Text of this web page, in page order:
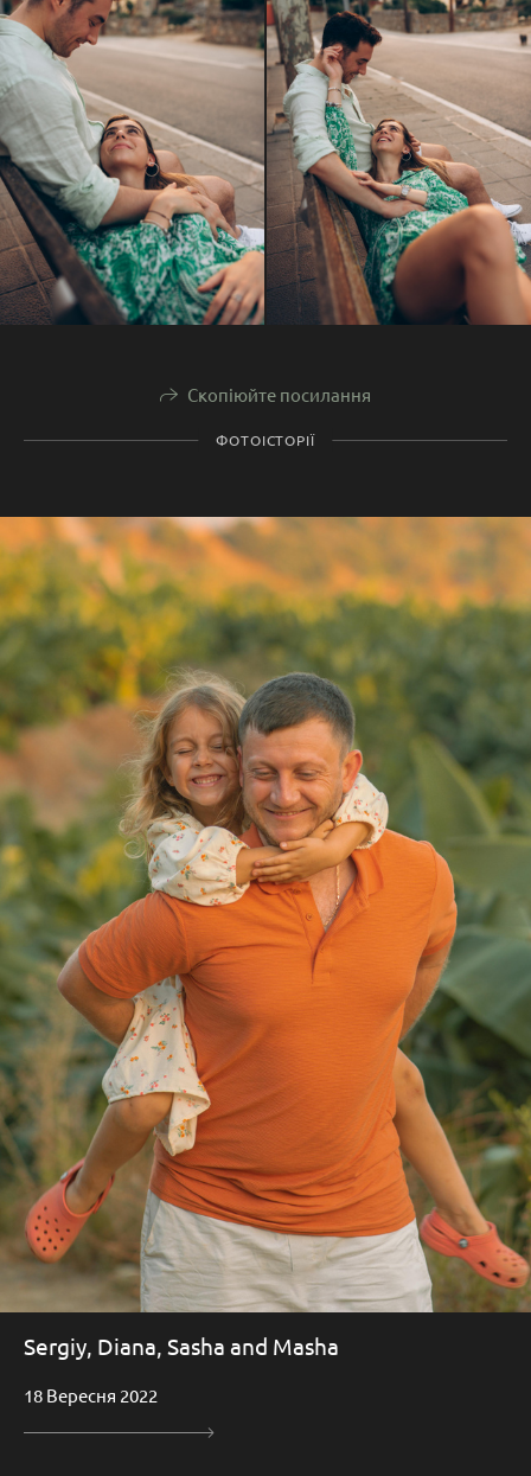
Скопіюйте посилання
ФОТОІСТОРІЇ
Sergiy, Diana, Sasha and Masha
18 Вересня 2022